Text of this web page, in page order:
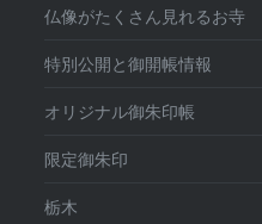
仏像がたくさん見れるお寺
特別公開と御開帳情報
オリジナル御朱印帳
限定御朱印
栃木